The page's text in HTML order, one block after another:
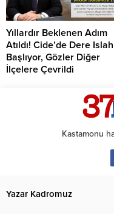
Yıllardır Beklenen Adım
Atıldı! Cide’de Dere
Başlıyor, Gözler Diğer
İlçelere Çevrildi
Kastamonu
Yazar Kadromuz